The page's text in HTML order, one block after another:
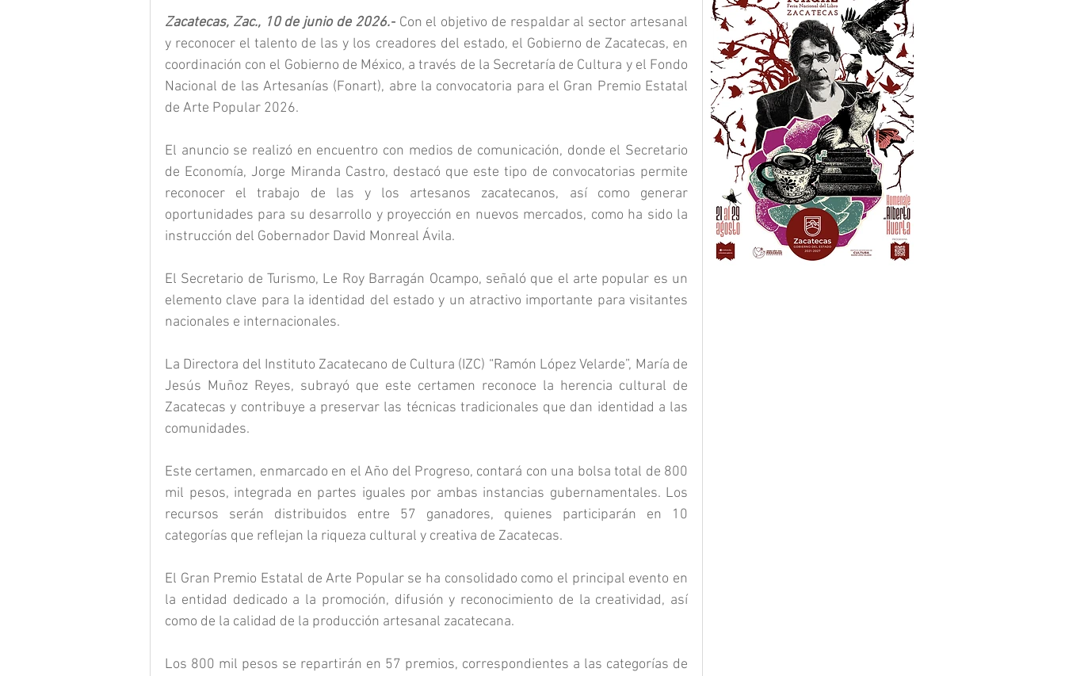
Zacatecas, Zac., 10 de junio de 2026.- Con el objetivo de respaldar al sector artesanal
y reconocer el talento de las y los creadores del estado, el Gobierno de Zacatecas, en
coordinación con el Gobierno de México, a través de la Secretaría de Cultura y el Fondo
Nacional de las Artesanías (Fonart), abre la convocatoria para el Gran Premio Estatal
de Arte Popular 2026.
El anuncio se realizó en encuentro con medios de comunicación, donde el Secretario
de Economía, Jorge Miranda Castro, destacó que este tipo de convocatorias permite
reconocer el trabajo de las y los artesanos zacatecanos, así como generar
oportunidades para su desarrollo y proyección en nuevos mercados, como ha sido la
instrucción del Gobernador David Monreal Ávila.
El Secretario de Turismo, Le Roy Barragán Ocampo, señaló que el arte popular es un
elemento clave para la identidad del estado y un atractivo importante para visitantes
nacionales e internacionales.
La Directora del Instituto Zacatecano de Cultura (IZC) “Ramón López Velarde”, María de
Jesús Muñoz Reyes, subrayó que este certamen reconoce la herencia cultural de
Zacatecas y contribuye a preservar las técnicas tradicionales que dan identidad a las
comunidades.
Este certamen, enmarcado en el Año del Progreso, contará con una bolsa total de 800
mil pesos, integrada en partes iguales por ambas instancias gubernamentales. Los
recursos serán distribuidos entre 57 ganadores, quienes participarán en 10
categorías que reflejan la riqueza cultural y creativa de Zacatecas.
El Gran Premio Estatal de Arte Popular se ha consolidado como el principal evento en
la entidad dedicado a la promoción, difusión y reconocimiento de la creatividad, así
como de la calidad de la producción artesanal zacatecana.
Los 800 mil pesos se repartirán en 57 premios, correspondientes a las categorías de